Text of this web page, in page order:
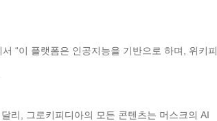
“이 플랫폼은 인공지능을 기반으로 하며, 위키피
리, 그로키피디아의 모든 콘텐츠는 머스크의 AI